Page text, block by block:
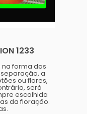
1233
forma das
a
ou flores,
será
escolhida
da floração.